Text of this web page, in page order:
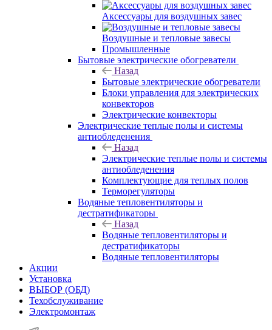
Аксессуары для воздушных завес
Воздушные и тепловые завесы
Промышленные
Бытовые электрические обогреватели
Назад
Бытовые электрические обогреватели
Блоки управления для электрических
конвекторов
Электрические конвекторы
Электрические теплые полы и системы
антиобледенения
Назад
Электрические теплые полы и системы
антиобледенения
Комплектующие для теплых полов
Терморегуляторы
Водяные тепловентиляторы и
дестратификаторы
Назад
Водяные тепловентиляторы и
дестратификаторы
Водяные тепловентиляторы
Акции
Установка
ВЫБОР (ОБД)
Техобслуживание
Электромонтаж